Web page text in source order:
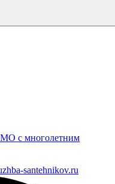
с многолетним
santehnikov.ru